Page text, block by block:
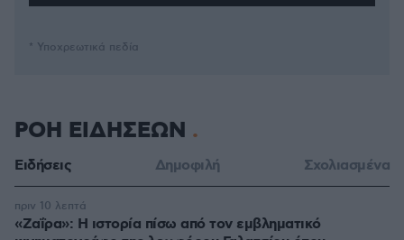
* Υποχρεωτικά πεδία
ΡΟΗ ΕΙΔΗΣΕΩΝ
Ειδήσεις Δημοφιλή Σχολιασμένα
«Ζαΐρα»: Η ιστορία πίσω από τον εμβληματικό
πριν 10 λεπτά